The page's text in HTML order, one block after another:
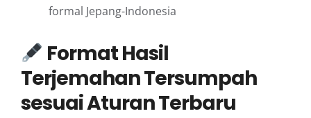
formal Jepang-Indonesia
Format Hasil
Terjemahan Tersumpah
sesuai Aturan Terbaru